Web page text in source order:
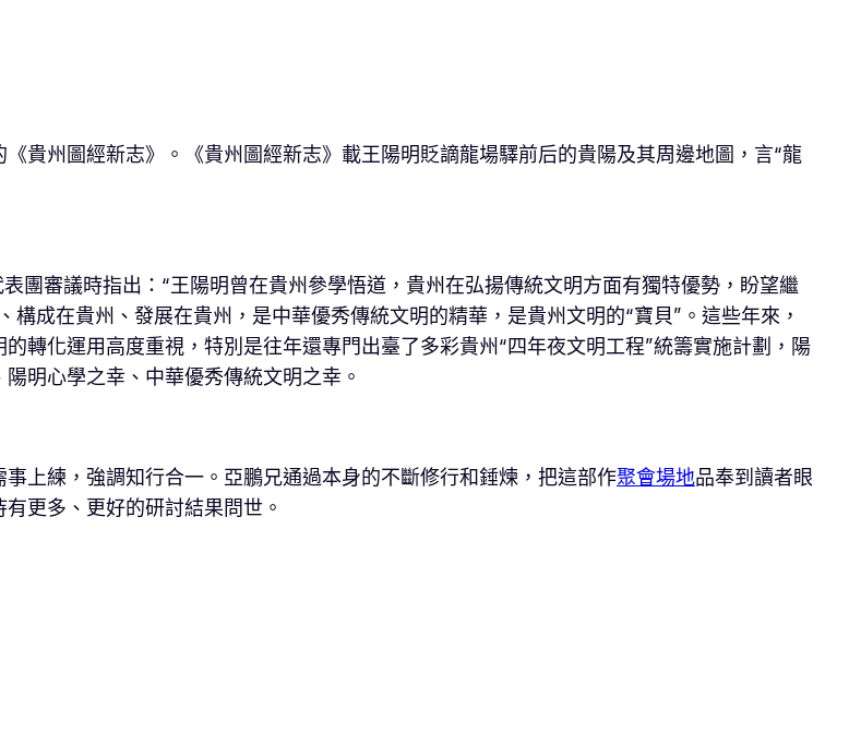
貴州圖經新志》。《貴州圖經新志》載王陽明貶謫龍場驛前后的貴陽及其周邊地圖，言“龍
團審議時指出：“王陽明曾在貴州參學悟道，貴州在弘揚傳統文明方面有獨特優勢，盼望繼
成在貴州、發展在貴州，是中華優秀傳統文明的精華，是貴州文明的“寶貝”。這些年來，
轉化運用高度重視，特別是往年還專門出臺了多彩貴州“四年夜文明工程”統籌實施計劃，陽
明心學之幸、中華優秀傳統文明之幸。
上練，強調知行合一。亞鵬兄通過本身的不斷修行和錘煉，把這部作聚會場地品奉到讀者眼
更多、更好的研討結果問世。